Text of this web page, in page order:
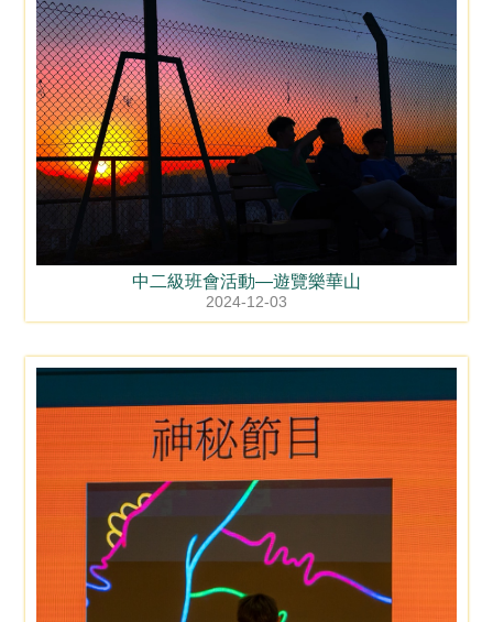
中二級班會活動—遊覽樂華山
2024-12-03